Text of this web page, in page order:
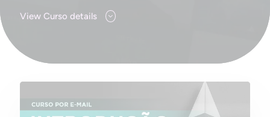
View Curso details